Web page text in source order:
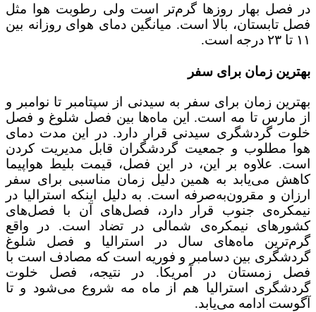
در فصل بهار روزها گرم‌تر است ولی رطوبت هوا مثل
فصل تابستان، بالا است. میانگین دمای هوای روزانه بین
۱۱ تا ۲۳ درجه است.
بهترین زمان برای سفر
بهترین زمان برای سفر به سیدنی از سپتامبر تا نوامبر و
از مارس تا مه است. این ماه‌ها بین فصل شلوغ و فصل
خلوت گردشگری سیدنی قرار دارد. در این مدت دمای
هوا مطلوب و جمعیت گردشگران قابل مدیریت کردن
است. علاوه بر این، در این فصل، قیمت بلیط هواپیما
کاهش می‌یابد به همین دلیل زمان مناسبی برای سفر
ارزان و مقرون‌به‌صرفه است. به دلیل اینکه استرالیا در
نیمکره‌ی جنوب قرار دارد، فصل‌های آن با فصل‌های
کشورهای نیمکره‌ی شمالی در تضاد است. در واقع
گرم‌ترین ماه‌های سال در استرالیا و فصل شلوغ
گردشگری بین دسامبر و فوریه است که مصادف است با
فصل زمستان در آمریکا. در نتیجه، فصل خلوت
گردشگری استرالیا هم از ماه مه شروع می‌شود و تا
آگوست ادامه می‌یابد.